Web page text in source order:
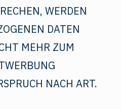
WERDEN
DATEN
MEHR ZUM
NACH ART.